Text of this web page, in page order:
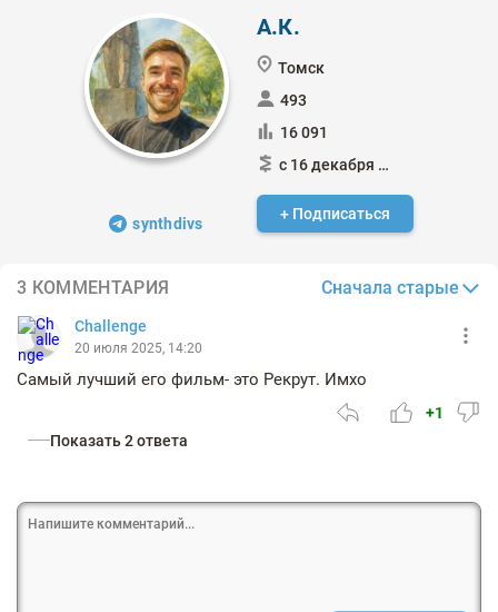
synthdivs
А.К.
Томск
493
16 091
с 16 декабря 2014
+ Подписаться
3 КОММЕНТАРИЯ Сначала старые
Challenge
20 июля 2025, 14:20
Самый лучший его фильм- это Рекрут. Имхо
+1
Показать 2 ответа